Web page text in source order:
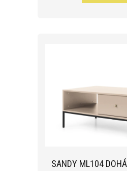
SANDY ML104